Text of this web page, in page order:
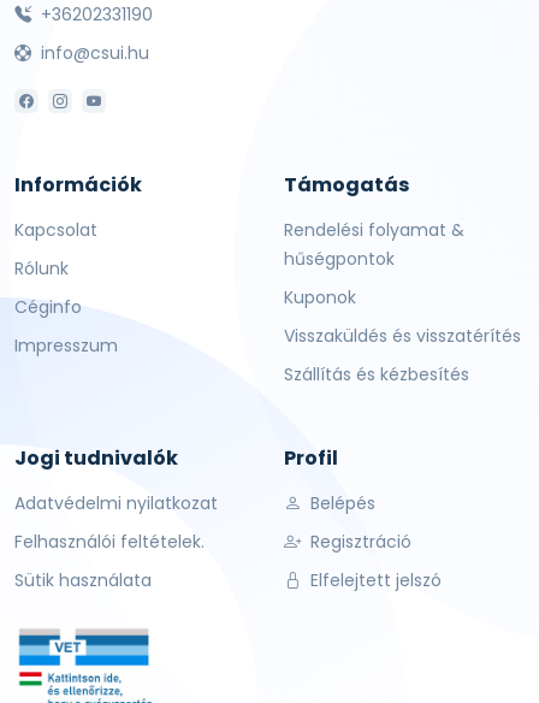
+36202331190
info@csui.hu
Információk
Kapcsolat
Rólunk
Céginfo
Impresszum
Támogatás
Rendelési folyamat &
hűségpontok
Kuponok
Visszaküldés és visszatérítés
Szállítás és kézbesítés
Jogi tudnivalók
Adatvédelmi nyilatkozat
Felhasználói feltételek.
Sütik használata
Profil
Belépés
Regisztráció
Elfelejtett jelszó